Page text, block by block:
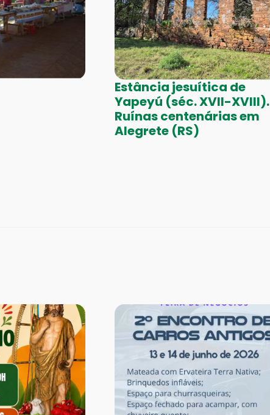
Estância jesuítica de
Yapeyú (séc. XVII-XVIII).
Ruínas centenárias em
Alegrete (RS)